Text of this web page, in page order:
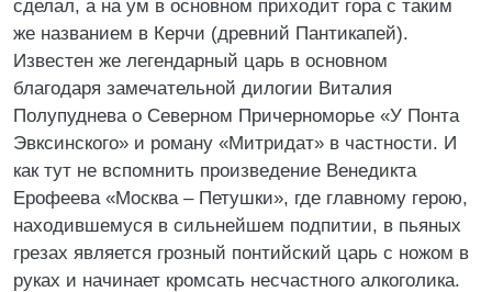
сделал, а на ум в основном приходит гора с таким
же названием в Керчи (древний Пантикапей).
Известен же легендарный царь в основном
благодаря замечательной дилогии Виталия
Полупуднева о Северном Причерноморье «У Понта
Эвксинского» и роману «Митридат» в частности. И
как тут не вспомнить произведение Венедикта
Ерофеева «Москва – Петушки», где главному герою,
находившемуся в сильнейшем подпитии, в пьяных
грезах является грозный понтийский царь с ножом в
руках и начинает кромсать несчастного алкоголика.